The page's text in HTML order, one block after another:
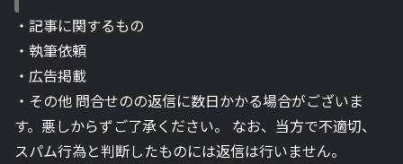
・記事に関するもの
・執筆依頼
・広告掲載
・その他 問合せのの返信に数日かかる場合がございま
す。悪しからずご了承ください。 なお、当方で不適切、
スパム行為と判断したものには返信は行いません。